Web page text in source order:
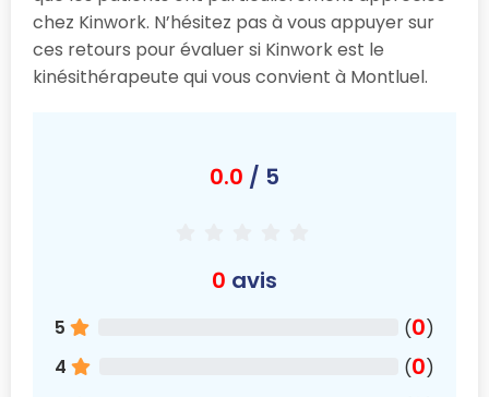
chez Kinwork. N’hésitez pas à vous appuyer sur
ces retours pour évaluer si Kinwork est le
kinésithérapeute qui vous convient à Montluel.
0.0 / 5
0 avis
5 (0)
4
(0)